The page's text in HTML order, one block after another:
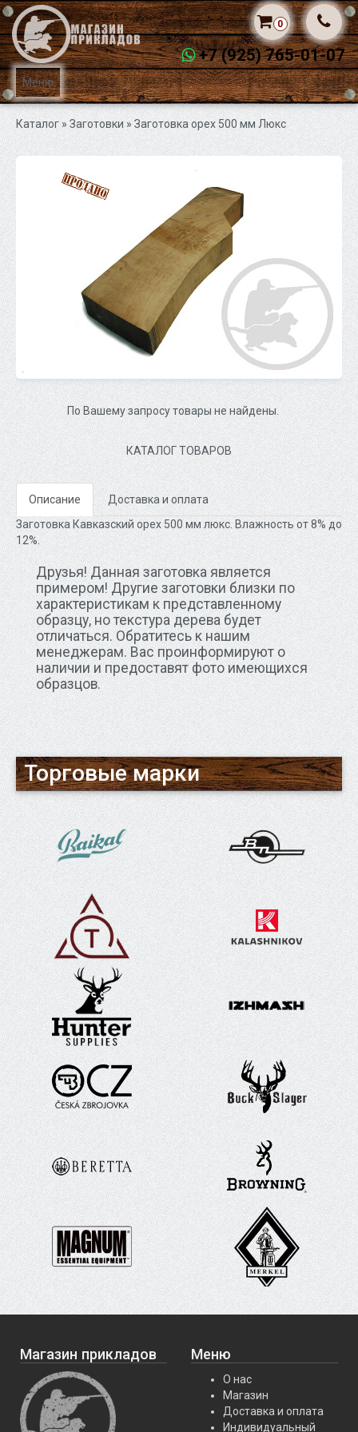
Меню
+7 (925) 765-01-07
0
Каталог»Заготовки» Заготовка орех 500 мм Люкс
По Вашему запросу товары не найдены.
КАТАЛОГ ТОВАРОВ
Описание
Доставка и оплата
Заготовка Кавказский орех 500 мм люкс.Влажность от 8% до
12%.
Друзья! Данная заготовка является
примером! Другие заготовки близки по
характеристикам к представленному
образцу, но текстура дерева будет
отличаться. Обратитесь к нашим
менеджерам. Вас проинформируют о
наличии и предоставят фото имеющихся
образцов.
Торговые марки
Магазин прикладов Меню
О нас
Магазин
Доставка и оплата
Индивидуальный